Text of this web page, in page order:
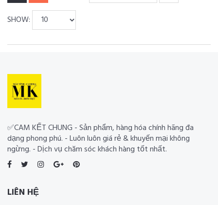
SHOW:
✅CAM KẾT CHUNG - Sản phẩm, hàng hóa chính hãng đa
dạng phong phú. - Luôn luôn giá rẻ & khuyến mại không
ngừng. - Dịch vụ chăm sóc khách hàng tốt nhất.
LIÊN HỆ